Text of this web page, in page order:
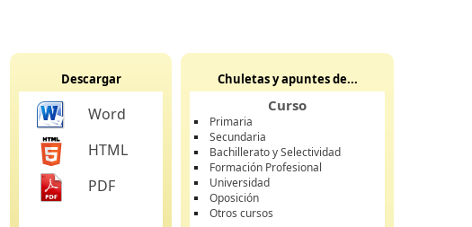
Descargar
Word
HTML
PDF
Chuletas y apuntes de...
Curso
Primaria
Secundaria
Bachillerato y Selectividad
Formación Profesional
Universidad
Oposición
Otros cursos